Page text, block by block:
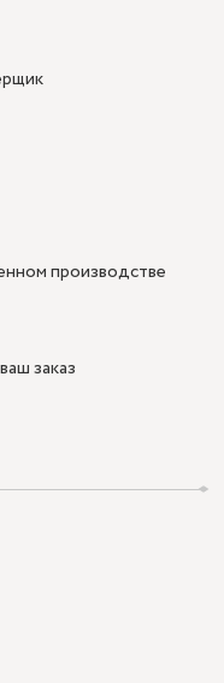
производстве
заказ